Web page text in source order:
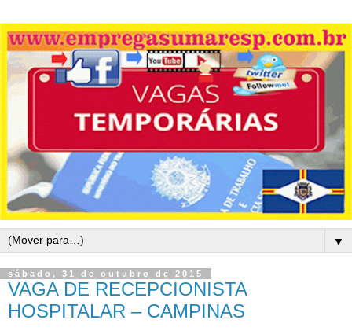
▼
sábado, 31 de outubro de 2015
VAGA DE RECEPCIONISTA
HOSPITALAR – CAMPINAS